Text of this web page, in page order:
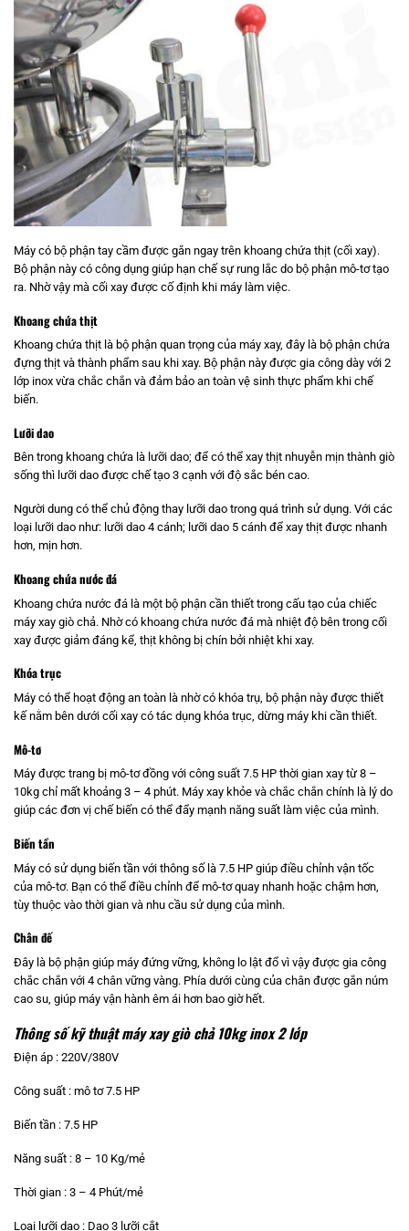
Máy có bộ phận tay cầm được gắn ngay trên khoang chứa thịt (cối xay).
Bộ phận này có công dụng giúp hạn chế sự rung lắc do bộ phận mô-tơ tạo
ra. Nhờ vậy mà cối xay được cố định khi máy làm việc.
Khoang chứa thịt
Khoang chứa thịt là bộ phận quan trọng của máy xay, đây là bộ phận chứa
đựng thịt và thành phẩm sau khi xay. Bộ phận này được gia công dày với 2
lớp inox vừa chắc chắn và đảm bảo an toàn vệ sinh thực phẩm khi chế
biến.
Lưỡi dao
Bên trong khoang chứa là lưỡi dao; để có thể xay thịt nhuyễn mịn thành giò
sống thì lưỡi dao được chế tạo 3 cạnh với độ sắc bén cao.
Người dung có thể chủ động thay lưỡi dao trong quá trình sử dụng. Với các
loại lưỡi dao như: lưỡi dao 4 cánh; lưỡi dao 5 cánh để xay thịt được nhanh
hơn, mịn hơn.
Khoang chứa nước đá
Khoang chứa nước đá là một bộ phận cần thiết trong cấu tạo của chiếc
máy xay giò chả. Nhờ có khoang chứa nước đá mà nhiệt độ bên trong cối
xay được giảm đáng kể, thịt không bị chín bởi nhiệt khi xay.
Khóa trục
Máy có thể hoạt động an toàn là nhờ có khóa trụ, bộ phận này được thiết
kế nằm bên dưới cối xay có tác dụng khóa trục, dừng máy khi cần thiết.
Mô-tơ
Máy được trang bị mô-tơ đồng với công suất 7.5 HP thời gian xay từ 8 –
10kg chỉ mất khoảng 3 – 4 phút. Máy xay khỏe và chắc chắn chính là lý do
giúp các đơn vị chế biến có thể đẩy mạnh năng suất làm việc của mình.
Biến tần
Máy có sử dụng biến tần với thông số là 7.5 HP giúp điều chỉnh vận tốc
của mô-tơ. Bạn có thể điều chỉnh để mô-tơ quay nhanh hoặc chậm hơn,
tùy thuộc vào thời gian và nhu cầu sử dụng của mình.
Chân đế
Đây là bộ phận giúp máy đứng vững, không lo lật đổ vì vậy được gia công
chắc chắn với 4 chân vững vàng. Phía dưới cùng của chân được gắn núm
cao su, giúp máy vận hành êm ái hơn bao giờ hết.
Thông số kỹ thuật máy xay giò chả 10kginox 2 lớp
Điện áp : 220V/380V
Công suất : mô tơ 7.5 HP
Biến tần : 7.5 HP
Năng suất : 8 – 10 Kg/mẻ
Thời gian : 3 – 4 Phút/mẻ
Loại lưỡi dao : Dao 3 lưỡi cắt